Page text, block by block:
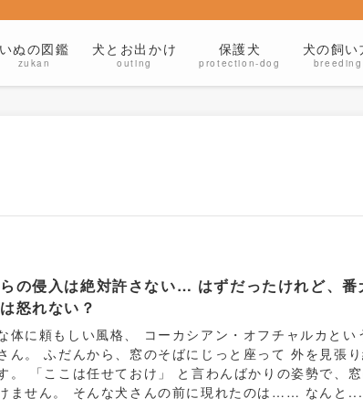
ぬの図鑑
zukan
犬とお出かけ
outing
保護犬
protection-dog
犬の飼い
breeding
の侵入は絶対許さない… はずだったけれど、番
怒れない？
体に頼もしい風格、 コーカシアン・オフチャルカとい
ん。 ふだんから、窓のそばにじっと座って 外を見張
。 「ここは任せておけ」 と言わんばかりの姿勢で、窓
ません。 そんな犬さんの前に現れたのは…… なんと...